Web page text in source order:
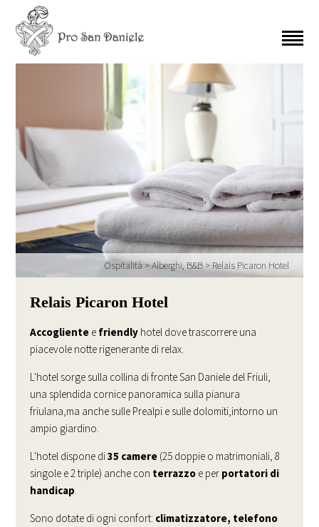
Ospitalità>Alberghi, B&B> Relais Picaron Hotel
Relais Picaron Hotel
Accogliente e friendly hotel dove trascorrere una
piacevole notte rigenerante di relax.
L'hotel sorge sulla collina di fronte San Daniele del Friuli,
una splendida cornice panoramica sulla pianura
friulana,ma anche sulle Prealpi e sulle dolomiti,intorno un
ampio giardino.
L'hotel dispone di35 camere (25 doppie o matrimoniali, 8
singole e 2 triple) anche con terrazzo e per portatori di
handicap
Sono dotate di ogni confort: climatizzatore, telefono